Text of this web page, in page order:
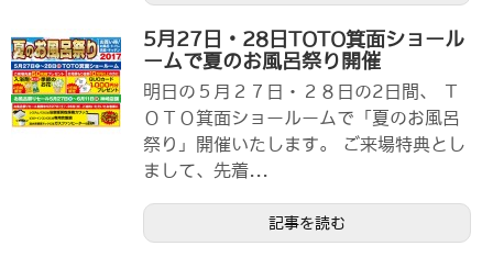
5月27日・28日TOTO箕面ショール
ームで夏のお風呂祭り開催
明日の５月２７日・２８日の2日間、 Ｔ
ＯＴＯ箕面ショールームで「夏のお風呂
祭り」開催いたします。 ご来場特典とし
まして、先着...
記事を読む